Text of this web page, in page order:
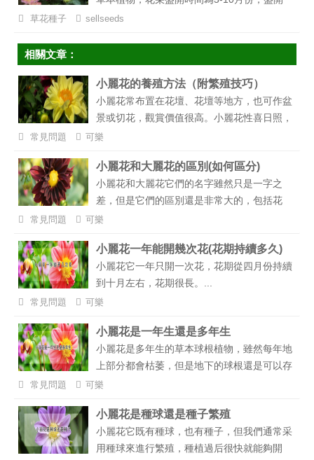
時顏色為深紅、紫紅、粉紅、黃、白很鮮艷，
草花種子 sellseeds
相關文章：
小麗花的養殖方法（附繁殖技巧）
小麗花常布置在花壇、花壇等地方，也可作盆
景或切花，觀賞價值很高。小麗花性喜日照，
怕熱，但耐寒，適宜生長于在我國的中部及北
栽培養殖方法。...
常見問題 可樂
小麗花和大麗花的區別(如何區分)
小麗花和大麗花它們的名字雖然只是一字之
差，但是它們的區別還是非常大的，包括花
朵、株型等等，今天我們就來給大家介紹一下
分。...
常見問題 可樂
小麗花一年能開幾次花(花期持續多久)
小麗花它一年只開一次花，花期從四月份持續
到十月左右，花期很長。...
常見問題 可樂
小麗花是一年生還是多年生
小麗花是多年生的草本球根植物，雖然每年地
上部分都會枯萎，但是地下的球根還是可以存
活的，等第二年春季溫度回升之后還會重新萌
到28℃之間它會更旺盛的生長，喜光、喜濕
潤環境，生長期間還要勤澆水，多讓它接受光
照，適宜的環境下才會旺盛生長。...
常見問題 可樂
小麗花是種球還是種子繁殖
小麗花它既有種球，也有種子，但我們通常采
用種球來進行繁殖，種植過后很快就能夠開